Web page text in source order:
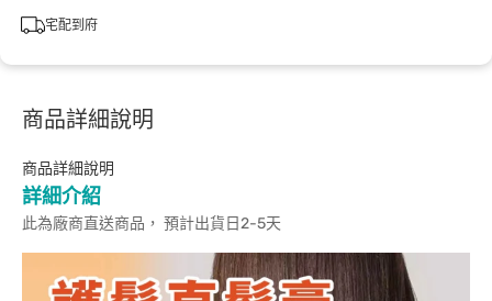
宅配到府
商品詳細說明
商品詳細說明
詳細介紹
此為廠商直送商品， 預計出貨日2-5天